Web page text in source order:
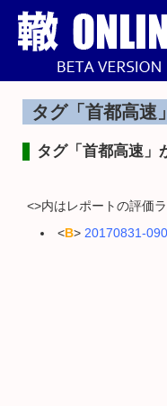
タグ「首都高速
タグ「首都高速」
<>内はレポートの評価
<B> 20170831-